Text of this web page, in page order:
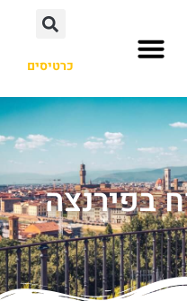
כרטיסים
בפירנצה